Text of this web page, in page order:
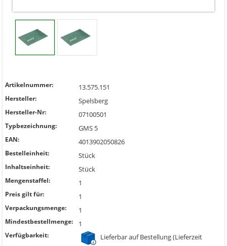
Artikelnummer: 13.575.151
Hersteller: Spelsberg
Hersteller-Nr: 07100501
Typbezeichnung: GMS 5
EAN: 4013902050826
Bestelleinheit: Stück
Inhaltseinheit: Stück
Mengenstaffel: 1
Preis gilt für: 1
Verpackungsmenge: 1
Mindestbestellmenge: 1
Verfügbarkeit:
Lieferbar auf Bestellung (Lieferzeit